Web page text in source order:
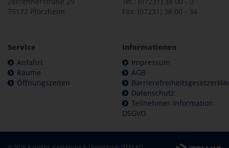
75172 Pforzheim
Fax: (07231) 38 00 - 34
Service
Anfahrt
Räume
Öffnungszeiten
Informationen
Impressum
AGB
Datenschutz
Teilnehmer-Information
DSGVO